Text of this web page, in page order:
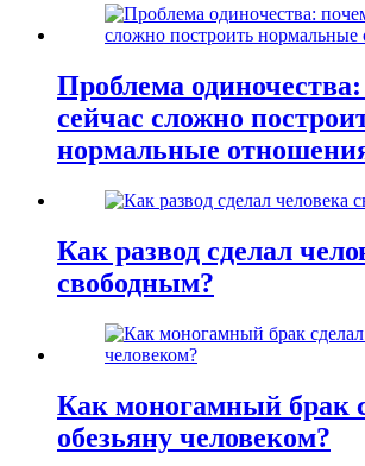
Проблема
сейчас сложно
нормальные
Как развод сделал
свободным?
Как моногамный брак
обезьяну человеком?